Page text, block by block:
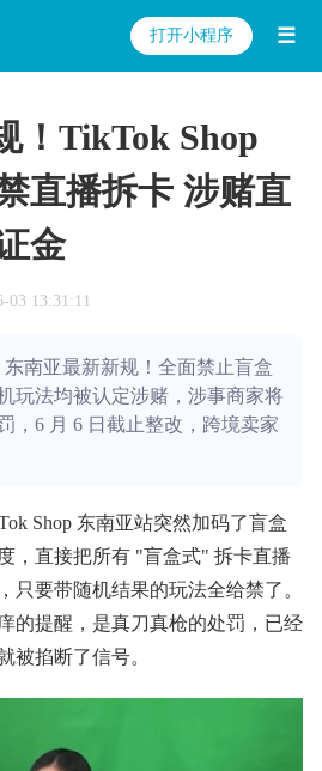
打开小程序 ☰
！TikTok Shop
直播拆卡 涉赌直
金
03 13:31:11
东南亚最新新规！全面禁止盲盒
玩法均被认定涉赌，涉事商家将
，6 月 6 日截止整改，跨境卖家
Shop 东南亚站突然加码了盲盒
，直接把所有 "盲盒式" 拆卡直播
只要带随机结果的玩法全给禁了。
的提醒，是真刀真枪的处罚，已经
被掐断了信号。